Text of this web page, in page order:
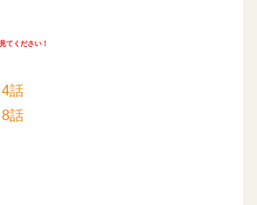
てください！
4話
8話